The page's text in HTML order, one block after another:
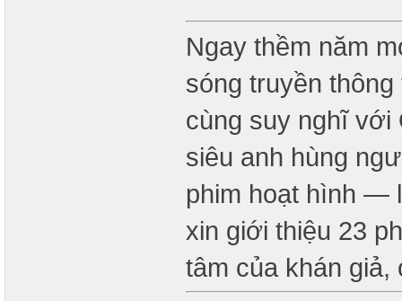
Ngay thềm năm
sóng truyền
cùng suy nghĩ với
siêu anh hùng
phim hoạt hình —
xin giới thiệu 23
tâm của khán